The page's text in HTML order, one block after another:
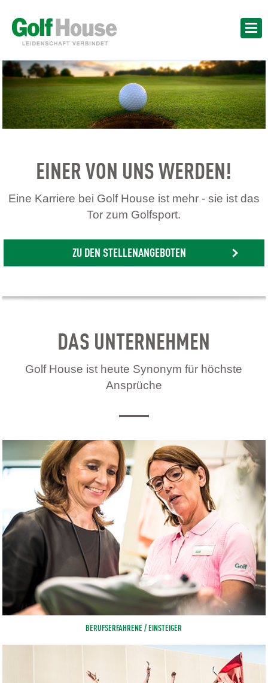
EINER VON UNS WERDEN!
Eine Karriere bei Golf House ist mehr - sie ist das
Tor zum Golfsport.
ZU DEN STELLENANGEBOTEN
DAS UNTERNEHMEN
Golf House ist heute Synonym für höchste
Ansprüche
BERUFSERFAHRENE / EINSTEIGER